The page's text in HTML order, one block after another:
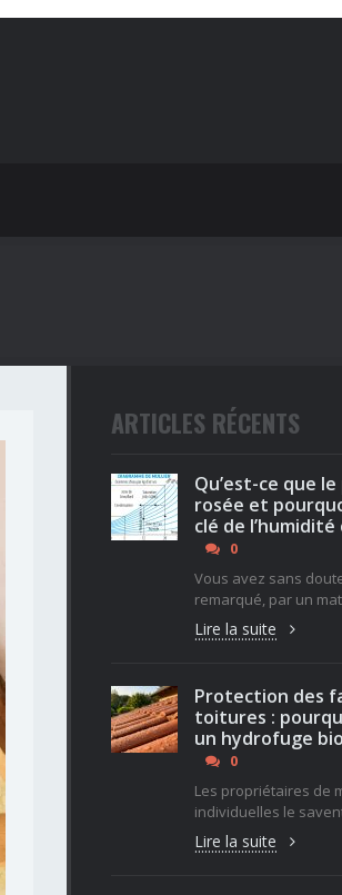
ARTICLES RÉCENTS
Qu’est-ce que
rosée et
clé de l’humidité
0
Vous avez sans
remarqué, par un
Lire la suite
Protection des
toitures :
un hydrofuge
0
Les propriétaires de
individuelles le
Lire la suite